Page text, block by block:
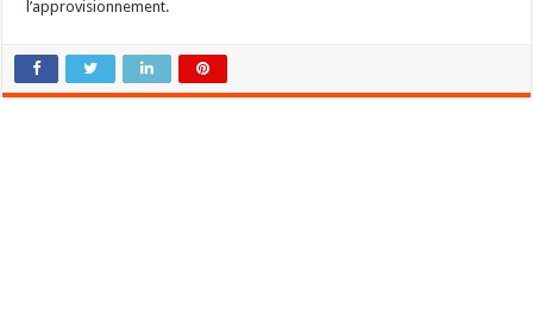
l’approvisionnement.